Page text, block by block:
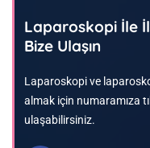
Laparoskopi İle
Bize Ulaşın
Laparoskopi ve
almak için numaramıza
ulaşabilirsiniz.